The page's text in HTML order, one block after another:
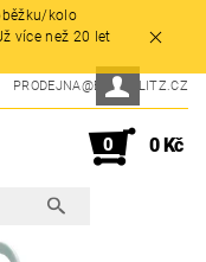
kolo
více než 20 let
PRODEJNA@BLITZFLITZ.CZ
0 0 Kč